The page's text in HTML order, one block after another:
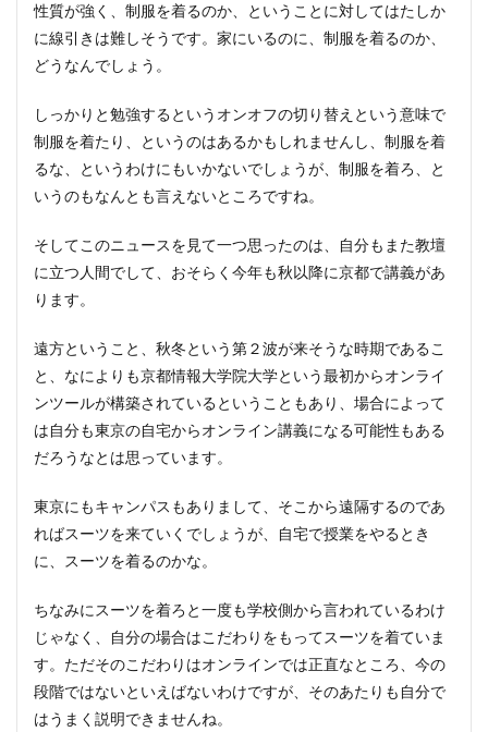
性質が強く、制服を着るのか、ということに対してはたしか
に線引きは難しそうです。家にいるのに、制服を着るのか、
どうなんでしょう。
しっかりと勉強するというオンオフの切り替えという意味で
制服を着たり、というのはあるかもしれませんし、制服を着
るな、というわけにもいかないでしょうが、制服を着ろ、と
いうのもなんとも言えないところですね。
そしてこのニュースを見て一つ思ったのは、自分もまた教壇
に立つ人間でして、おそらく今年も秋以降に京都で講義があ
ります。
遠方ということ、秋冬という第２波が来そうな時期であるこ
と、なによりも京都情報大学院大学という最初からオンライ
ンツールが構築されているということもあり、場合によって
は自分も東京の自宅からオンライン講義になる可能性もある
だろうなとは思っています。
東京にもキャンパスもありまして、そこから遠隔するのであ
ればスーツを来ていくでしょうが、自宅で授業をやるとき
に、スーツを着るのかな。
ちなみにスーツを着ろと一度も学校側から言われているわけ
じゃなく、自分の場合はこだわりをもってスーツを着ていま
す。ただそのこだわりはオンラインでは正直なところ、今の
段階ではないといえばないわけですが、そのあたりも自分で
はうまく説明できませんね。